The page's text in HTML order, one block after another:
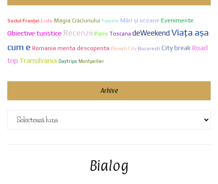
Sudul Franței Liste Magia Crăciunului Familie Mări și oceane Evenimente
Obiective turistice Recenzii Paris Toscana deWeekend Viaţa aşa
cum e Romania merita descoperita Florești City Bucureşti City break Road
trip Transilvania Daytrips Montpellier
Arhive
Bialog